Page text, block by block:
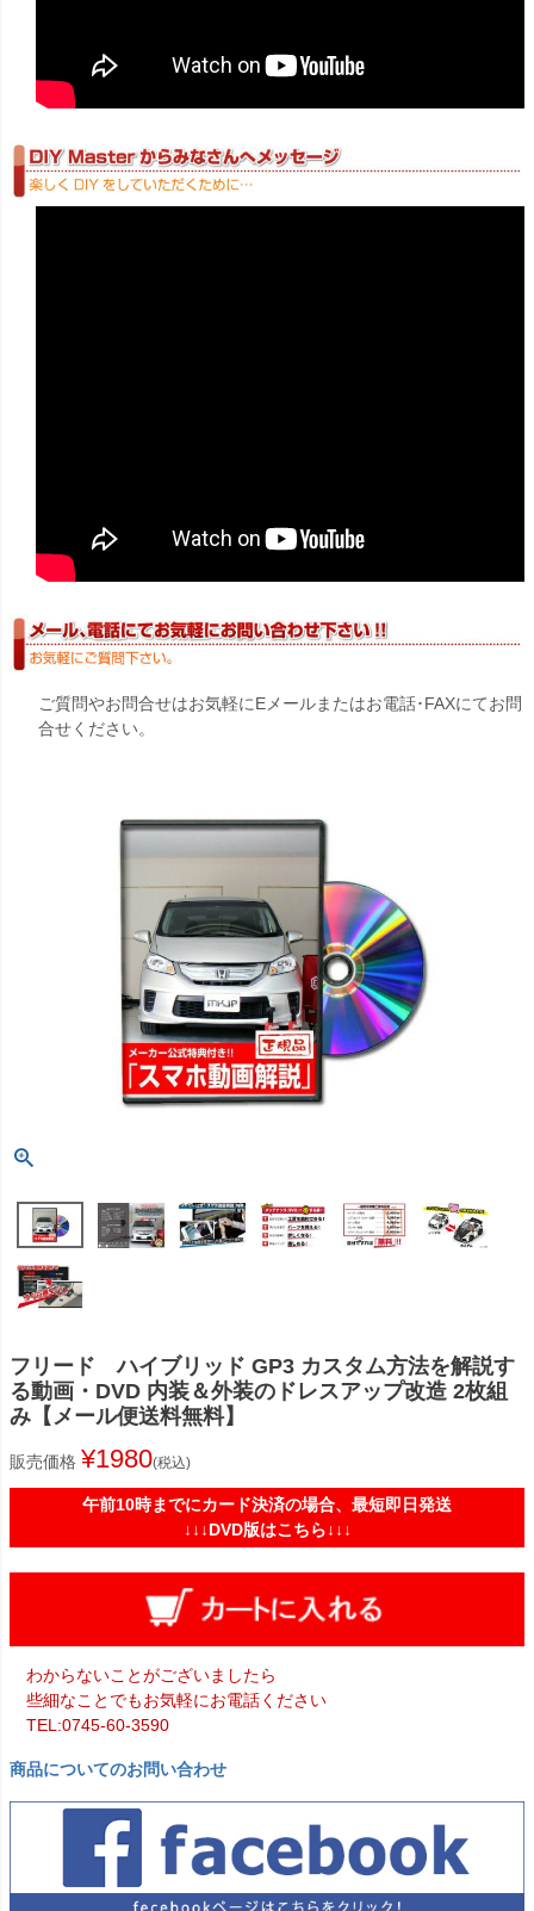
ご質問やお問合せはお気軽にEメールまたはお電話･FAXにてお問
合せください。
フリード ハイブリッド GP3 カスタム方法を解説す
る動画・DVD 内装＆外装のドレスアップ改造 2枚組
み【メール便送料無料】
販売価格 ¥1980 税込
午前10時までにカード決済の場合、最短即日発送
↓↓↓DVD版はこちら↓↓↓
わからないことがございましたら
些細なことでもお気軽にお電話ください
TEL:0745-60-3590
商品についてのお問い合わせ